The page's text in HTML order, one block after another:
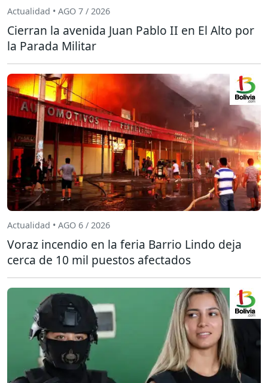
Actualidad • AGO 7 / 2026
Cierran la avenida Juan Pablo II en El Alto por
la Parada Militar
Actualidad • AGO 6 / 2026
Voraz incendio en la feria Barrio Lindo deja
cerca de 10 mil puestos afectados